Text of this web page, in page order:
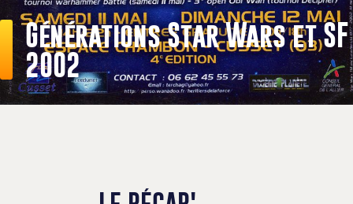
Générations Star Wars et SF
2002